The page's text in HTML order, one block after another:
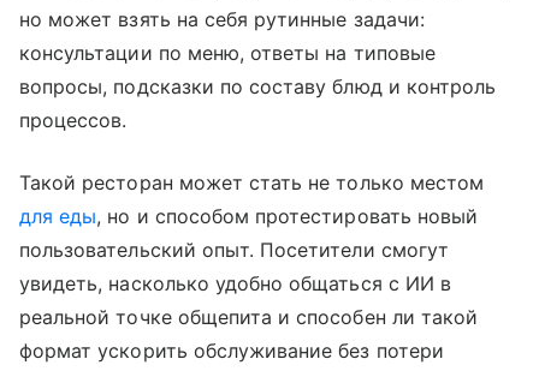
но может взять на себя рутинные задачи:
консультации по меню, ответы на типовые
вопросы, подсказки по составу блюд и контроль
процессов.
Такой ресторан может стать не только местом
для еды, но и способом протестировать новый
пользовательский опыт. Посетители смогут
увидеть, насколько удобно общаться с ИИ в
реальной точке общепита и способен ли такой
формат ускорить обслуживание без потери